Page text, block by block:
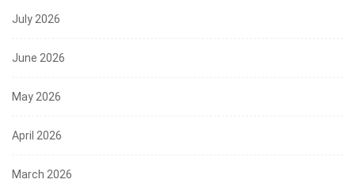
July 2026
June 2026
May 2026
April 2026
March 2026